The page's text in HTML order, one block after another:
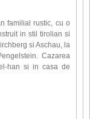
familial rustic, cu o
in stil tirolian si
si Aschau, la
Cazarea
han si in casa de
sunt dotate cu: